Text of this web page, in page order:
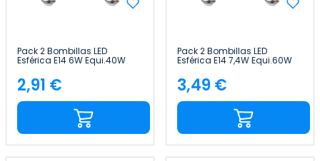
Pack 2 Bombillas LED
Esférica E14 6W Equi.40W
470lm 25000H 7hSevenOn
Premium
Precio
2,91 €
Pack 2 Bombillas LED
Esférica E14 7,4W Equi.60W
806lm 15000H Raydan
Home
Precio
3,49 €